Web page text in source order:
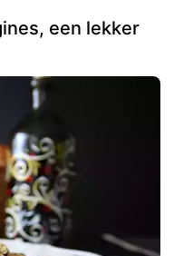
een lekker